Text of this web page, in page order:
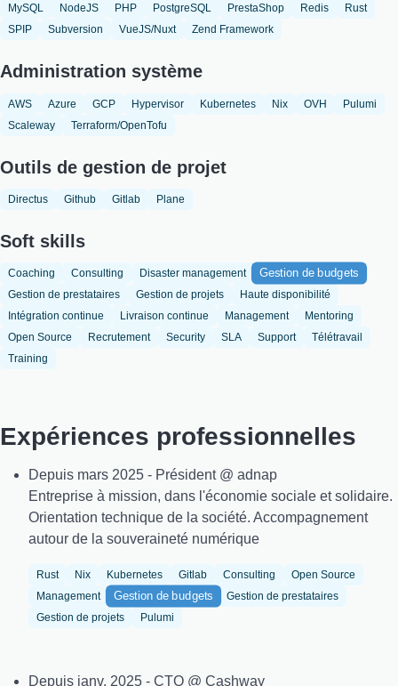
MySQL
NodeJS PHP PostgreSQL PrestaShop Redis
Rust
SPIP
Subversion VueJS/Nuxt Zend Framework
Administration système
AWS Azure GCP Hypervisor Kubernetes Nix OVH
Pulumi
Scaleway
Terraform/OpenTofu
Outils de gestion de projet
Directus Github Gitlab Plane
Soft skills
Coaching Consulting Disaster management Gestion de budgets
Gestion de prestataires Gestion de projets
Haute disponibilité
Intégration continue
Livraison continue Management
Mentoring
Open Source
Recrutement Security SLA Support
Télétravail
Training
Expériences professionnelles
Depuis mars 2025 - Président @ adnap
Entreprise à mission, dans l'économie sociale et solidaire.
Orientation technique de la société. Accompagnement
autour de la souveraineté numérique
Rust Nix Kubernetes Gitlab Consulting
Open Source
Management
Gestion de budgets
Gestion de prestataires
Gestion de projets
Pulumi
Depuis janv. 2025 - CTO @ Cashway